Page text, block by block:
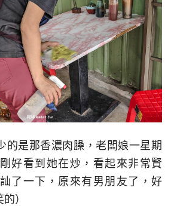
的是那香濃肉臊，老闆娘一星期
好看到她在炒，看起來非常賢
了一下，原來有男朋友了，好
）